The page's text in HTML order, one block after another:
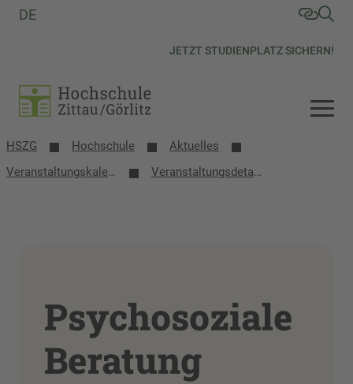
JETZT STUDIENPLATZ SICHERN!
DE
HSZG Hochschule
Aktuelles
Veranstaltungs­kalender
Veranstaltungsdetails
Psychosoziale
Beratung